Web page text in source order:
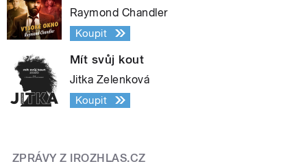
Raymond Chandler
Koupit
Mít svůj kout
Jitka Zelenková
Koupit
ZPRÁVY Z IROZHLAS.CZ